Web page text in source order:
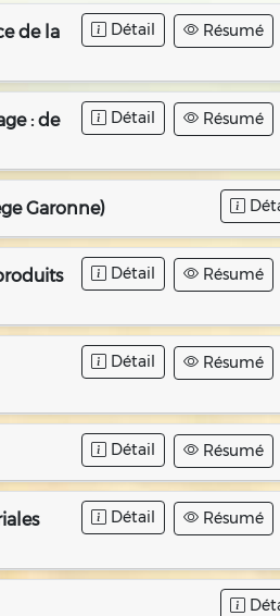
Détail Résumé
de la
Détail Résumé
: de
Garonne)
Détail Résumé
Détail Résumé
Détail Résumé
Détail Résumé